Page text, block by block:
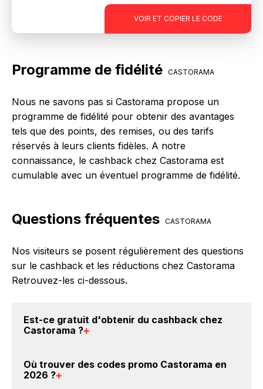
VOIR ET COPIER LE CODE
Programme de fidélité CASTORAMA
Nous ne savons pas si Castorama propose un
programme de fidélité pour obtenir des avantages
tels que des points, des remises, ou des tarifs
réservés à leurs clients fidèles. A notre
connaissance, le cashback chez Castorama est
cumulable avec un éventuel programme de fidélité.
Questions fréquentes CASTORAMA
Nos visiteurs se posent régulièrement des questions
sur le cashback et les réductions chez Castorama
Retrouvez-les ci-dessous.
Est-ce gratuit d'obtenir du cashback chez
Castorama ?
compte gratuitement pour cumuler vos réductions
Où trouver des codes promo Castorama en
2026 ?